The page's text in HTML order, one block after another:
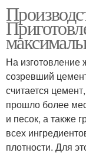
Пластиковые
Кольца
Септики из
колец
На изготовление
созревший
считается
прошло более
и песок, а также
всех
плотности. Для